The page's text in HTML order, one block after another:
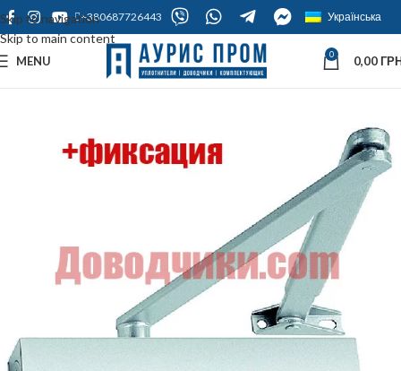
Skip to navigation
Skip to main content
+380687726443 Українська
MENU 0 0,00